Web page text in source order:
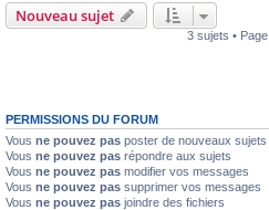
Nouveau sujet
3 sujets • Page
PERMISSIONS DU FORUM
Vous ne pouvez pas poster de nouveaux sujets
Vous ne pouvez pas répondre aux sujets
Vous ne pouvez pas modifier vos messages
Vous ne pouvez pas supprimer vos messages
Vous ne pouvez pas joindre des fichiers